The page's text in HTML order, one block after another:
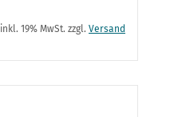
inkl. 19% MwSt. zzgl. Versand